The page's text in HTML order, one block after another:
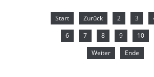
Start Zurück 2 3
6 7 8 9 10
Weiter Ende